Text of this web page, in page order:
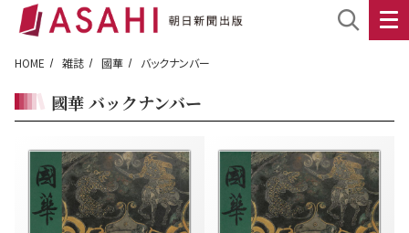
HOME 雑誌 國華 バックナンバー
國華 バックナンバー